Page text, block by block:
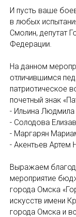
И пусть ваше
в любых
Смолин, депутат
Федерации.
На данном
отличившимся
патриотическое
почетный знак
- Ильина Людмила
- Солодова
- Маргарян
- Акентьев Артем
Выражаем
мероприятие
города Омска
искусств имени
города Омска и